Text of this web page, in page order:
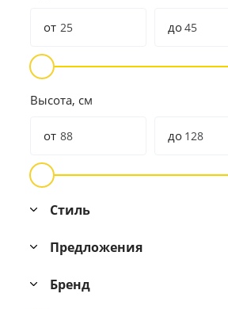
от до
Высота, см
от до
Стиль
Предложения
Бренд